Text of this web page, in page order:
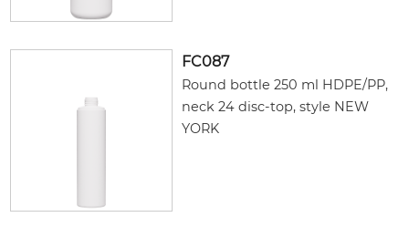
FC087
Round bottle 250 ml HDPE/PP,
neck 24 disc-top, style NEW
YORK